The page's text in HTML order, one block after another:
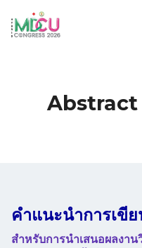
Abstract
คำแนะนำการเ
สำหรับการนำเสนอผลงา